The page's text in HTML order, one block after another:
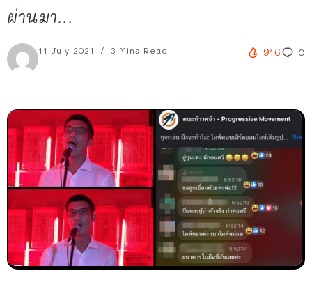
ผ่านมา...
11 July 2021 3 Mins Read 916 0